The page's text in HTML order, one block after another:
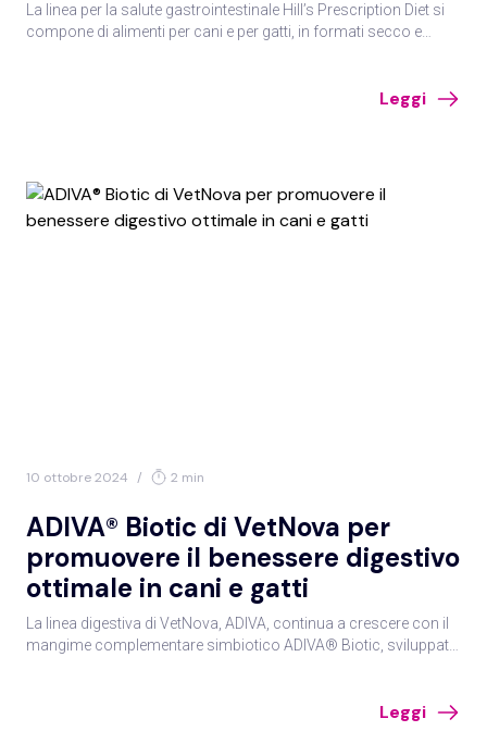
La linea per la salute gastrointestinale Hill’s Prescription Diet si
compone di alimenti per cani e per gatti, in formati secco e
Leggi
10 ottobre 2024 / 2 min
ADIVA® Biotic di VetNova per
promuovere il benessere digestivo
ottimale in cani e gatti
La linea digestiva di VetNova, ADIVA, continua a crescere con il
mangime complementare simbiotico ADIVA® Biotic, sviluppato
Leggi